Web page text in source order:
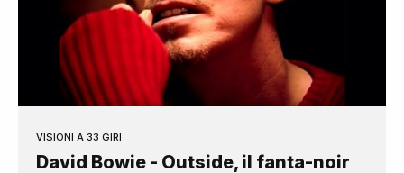
VISIONI A 33 GIRI
David Bowie - Outside, il fanta-noir